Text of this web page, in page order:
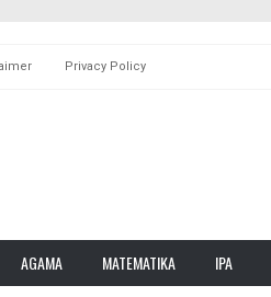
Privacy Policy
AGAMA MATEMATIKA IPA